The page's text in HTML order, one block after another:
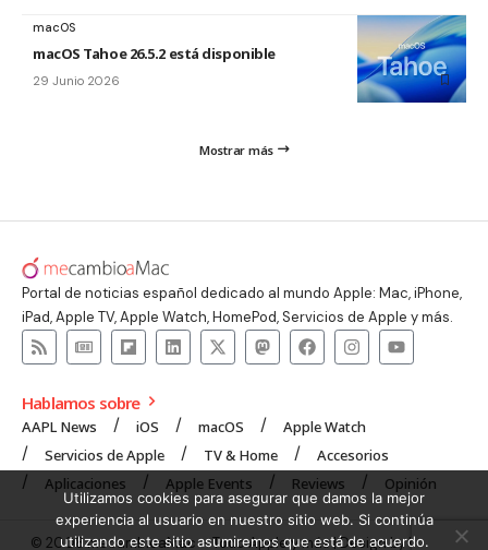
macOS
macOS Tahoe 26.5.2 está disponible
29 Junio 2026
Mostrar más
Portal de noticias español dedicado al mundo Apple: Mac, iPhone,
iPad, Apple TV, Apple Watch, HomePod, Servicios de Apple y más.
Hablamos sobre
AAPL News iOS macOS
Apple Watch
Servicios de Apple
TV & Home
Accesorios
Aplicaciones
Apple Events Reviews Opinión
© 2008 mecambioaMac – Todo Apple y más | Design byUNXON
Utilizamos cookies para asegurar que damos la mejor
experiencia al usuario en nuestro sitio web. Si continúa
utilizando este sitio asumiremos que está de acuerdo.